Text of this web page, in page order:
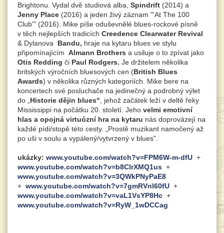
Brightonu. Vydal dvě studiová alba, Spindrift (2014) a
Jenny Place (2016) a jeden živý záznam "'At The 100
Club'" (2016). Mike píše oduševnělé blues-rockové písně
v těch nejlepších tradicích Creedence Clearwater Revival
& Dylanova
Bandu, hraje na kytaru blues ve stylu
připomínajícím Almann Brothers a usiluje o to zpívat jako
Otis Redding či Paul Rodgers. Je držitelem několika
britských výročních bluesových cen (British Blues
Awards) v několika různých kategoriích. Mike bere na
koncertech své posluchače na jedinečný a podrobný výlet
do „ Historie dějin blues“ , jehož začátek leží v deltě řeky
Mississippi na počátku 20. století. Jeho velmi emotivní
hlas a opojná virtuózní hra na kytaru nás doprovázejí na
každé pídi/stopě této cesty. „Prostě muzikant namočený až
po uši v soulu a vypálený/vytvrzený v blues".
ukázky: www.youtube.com/watch?v=FPM6W-m-dfU +
www.youtube.com/watch?v=b8ClrXMQ1us +
www.youtube.com/watch?v=3QWkPNyPaE8
+ www.youtube.com/watch?v=7gmRVnl60fU +
www.youtube.com/watch?v=vaL1VsYP8Hc +
www.youtube.com/watch?v=RyW_1wDCCag